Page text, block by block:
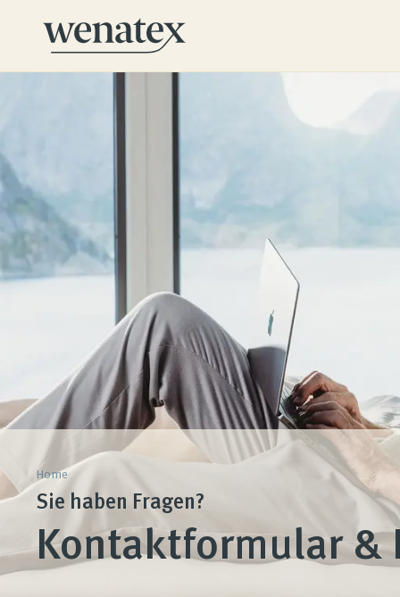
Home
Sie haben Fragen?
Kontaktformular &